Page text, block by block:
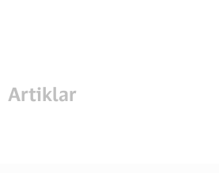
Artiklar